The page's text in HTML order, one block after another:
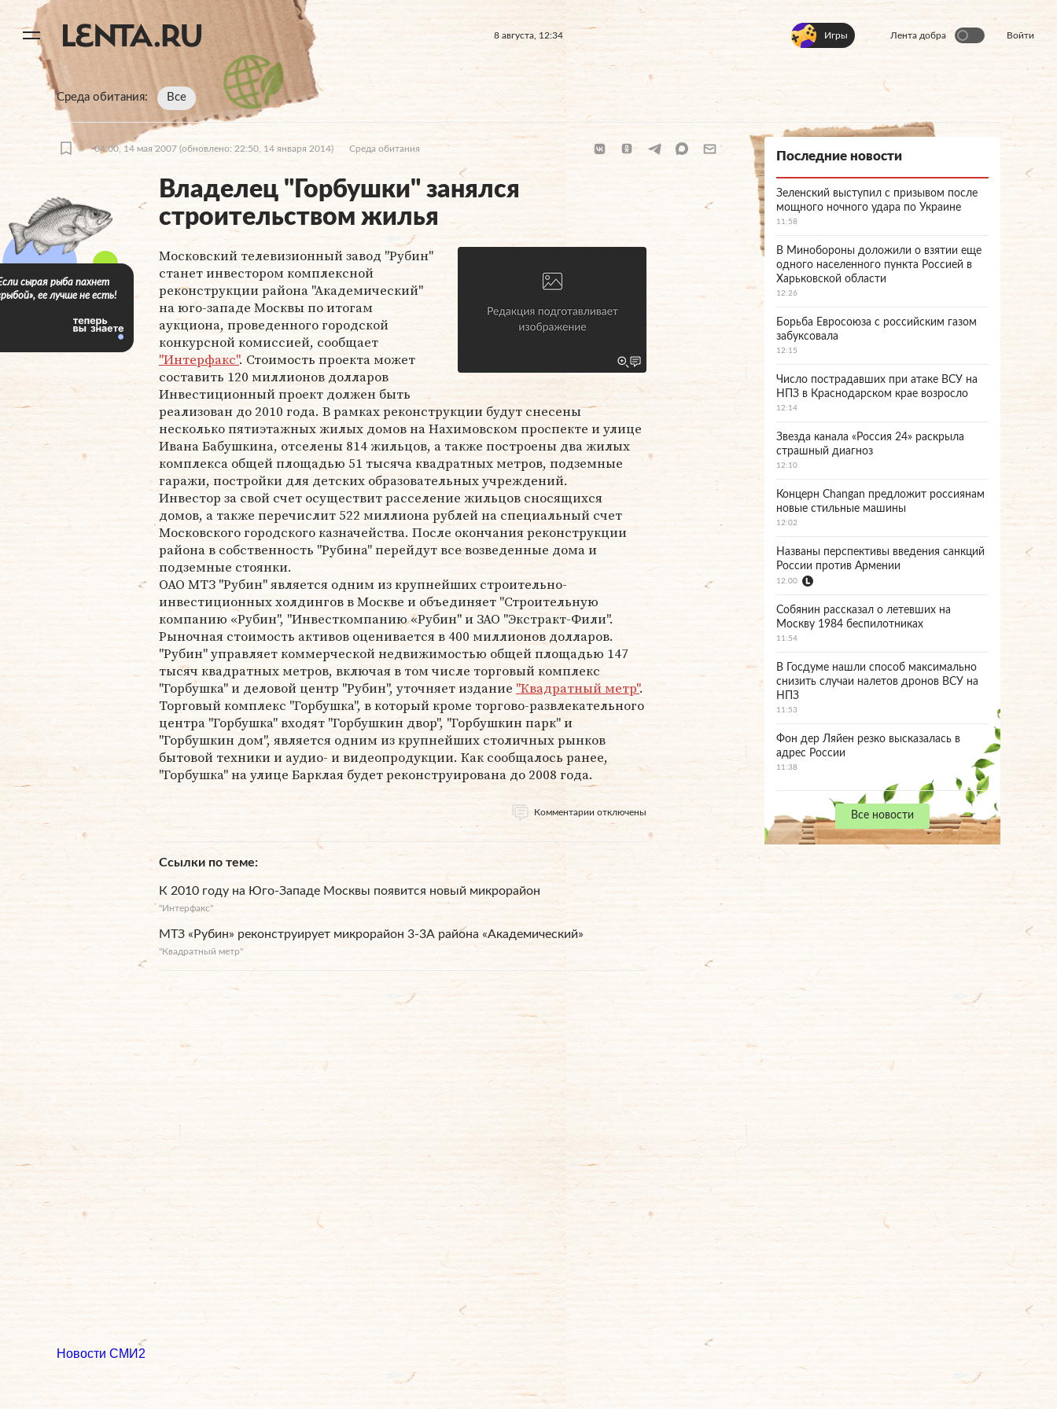
8 августа, 12:34 Игры Лента добра Войти
Среда обитания Все
04:00, 14 мая 2007 (обновлено: 22:50, 14 января 2014) Среда обитания
Владелец "Горбушки" занялся
строительством жилья
Московский телевизионный завод "Рубин"
станет инвестором комплексной
реконструкции района "Академический"
на юго-западе Москвы по итогам
аукциона, проведенного городской
конкурсной комиссией, сообщает
"Интерфакс". Стоимость проекта может
составить 120 миллионов долларов
Инвестиционный проект должен быть
реализован до 2010 года. В рамках реконструкции будут снесены
несколько пятиэтажных жилых домов на Нахимовском проспекте и улице
Ивана Бабушкина, отселены 814 жильцов, а также построены два жилых
комплекса общей площадью 51 тысяча квадратных метров, подземные
гаражи, постройки для детских образовательных учреждений.
Инвестор за свой счет осуществит расселение жильцов сносящихся
домов, а также перечислит 522 миллиона рублей на специальный счет
Московского городского казначейства. После окончания реконструкции
района в собственность "Рубина" перейдут все возведенные дома и
подземные стоянки.
ОАО МТЗ "Рубин" является одним из крупнейших строительно-
инвестиционных холдингов в Москве и объединяет "Строительную
компанию «Рубин", "Инвесткомпанию «Рубин" и ЗАО "Экстракт-Фили".
Рыночная стоимость активов оценивается в 400 миллионов долларов.
"Рубин" управляет коммерческой недвижимостью общей площадью 147
тысяч квадратных метров, включая в том числе торговый комплекс
"Горбушка" и деловой центр "Рубин", уточняет издание "Квадратный метр".
Торговый комплекс "Горбушка", в который кроме торгово-развлекательного
центра "Горбушка" входят "Горбушкин двор", "Горбушкин парк" и
"Горбушкин дом", является одним из крупнейших столичных рынков
бытовой техники и аудио- и видеопродукции. Как сообщалось ранее,
"Горбушка" на улице Барклая будет реконструирована до 2008 года.
Комментарии отключены
Ссылки по теме
К 2010 году на Юго-Западе Москвы появится новый микрорайон
"Интерфакс"
МТЗ «Рубин» реконструирует микрорайон 3-3А района «Академический»
"Квадратный метр"
сырая рыба пахнет
ее лучше не есть!
Последние новости
Зеленский выступил с призывом после
мощного ночного удара по Украине
11:58
В Минобороны доложили о взятии еще
одного населенного пункта Россией в
Харьковской области
12:26
Борьба Евросоюза с российским газом
забуксовала
12:15
Число пострадавших при атаке ВСУ на
НПЗ в Краснодарском крае возросло
12:14
Звезда канала «Россия 24» раскрыла
страшный диагноз
12:10
Концерн Changan предложит россиянам
новые стильные машины
12:02
Названы перспективы введения санкций
России против Армении
12:00
Собянин рассказал о летевших на
Москву 1984 беспилотниках
11:54
В Госдуме нашли способ максимально
снизить случаи налетов дронов ВСУ на
НПЗ
11:53
Фон дер Ляйен резко высказалась в
адрес России
11:38
Все новости
Новости СМИ2